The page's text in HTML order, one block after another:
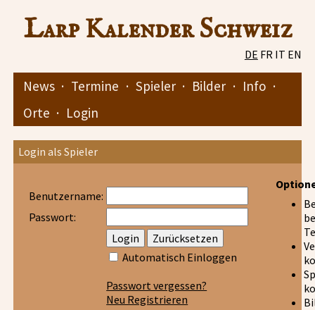
Larp Kalender Schweiz
DE FR IT EN
News · Termine · Spieler · Bilder · Info ·
Orte · Login
Login als Spieler
Benutzername:
Passwort:
Automatisch Einloggen
Passwort vergessen?
Neu Registrieren